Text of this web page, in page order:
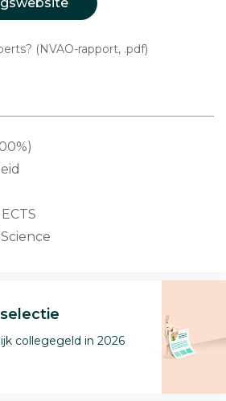
(NVAO-rapport, .pdf)
collegegeld in 2026